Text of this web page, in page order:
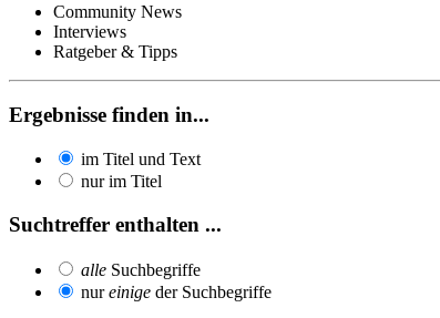
Community News
Interviews
Ratgeber & Tipps
Ergebnisse finden in...
im Titel und Text
nur im Titel
Suchtreffer enthalten ...
alle Suchbegriffe
nureinige der Suchbegriffe